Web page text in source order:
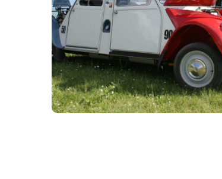
Annecy 1
##07 Annecy #2016